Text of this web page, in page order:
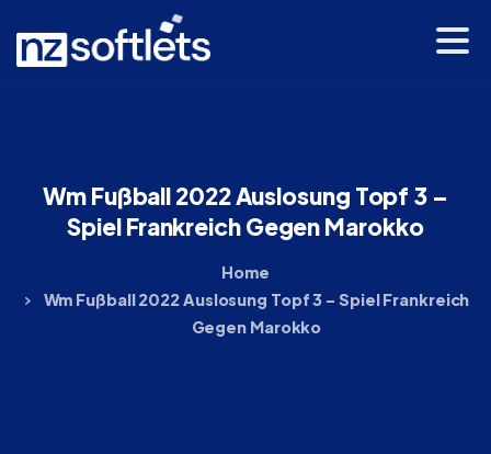
WmFußball2022Auslosung Topf 3 –
SpielFrankreichGegenMarokko
Home
Wm Fußball 2022 Auslosung Topf 3 – Spiel Frankreich
Gegen Marokko